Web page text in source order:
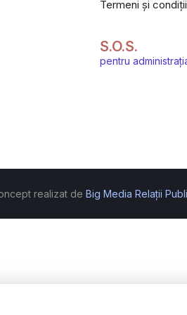
Termeni și condiții
S.O.S.
pentru
realizat de Big Media Relații